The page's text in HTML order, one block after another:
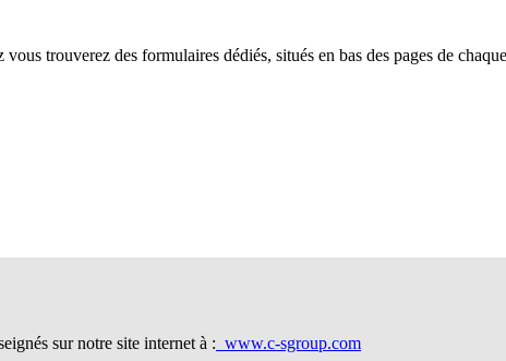
trouverez des formulaires dédiés, situés en bas des pages de
sur notre site internet à : www.c-sgroup.com